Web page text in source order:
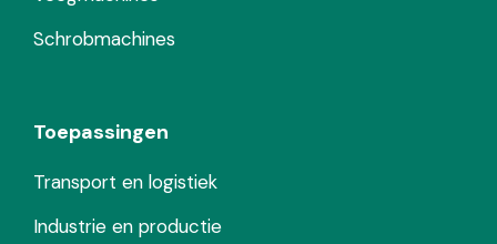
Schrobmachines
Toepassingen
Transport en logistiek
Industrie en productie